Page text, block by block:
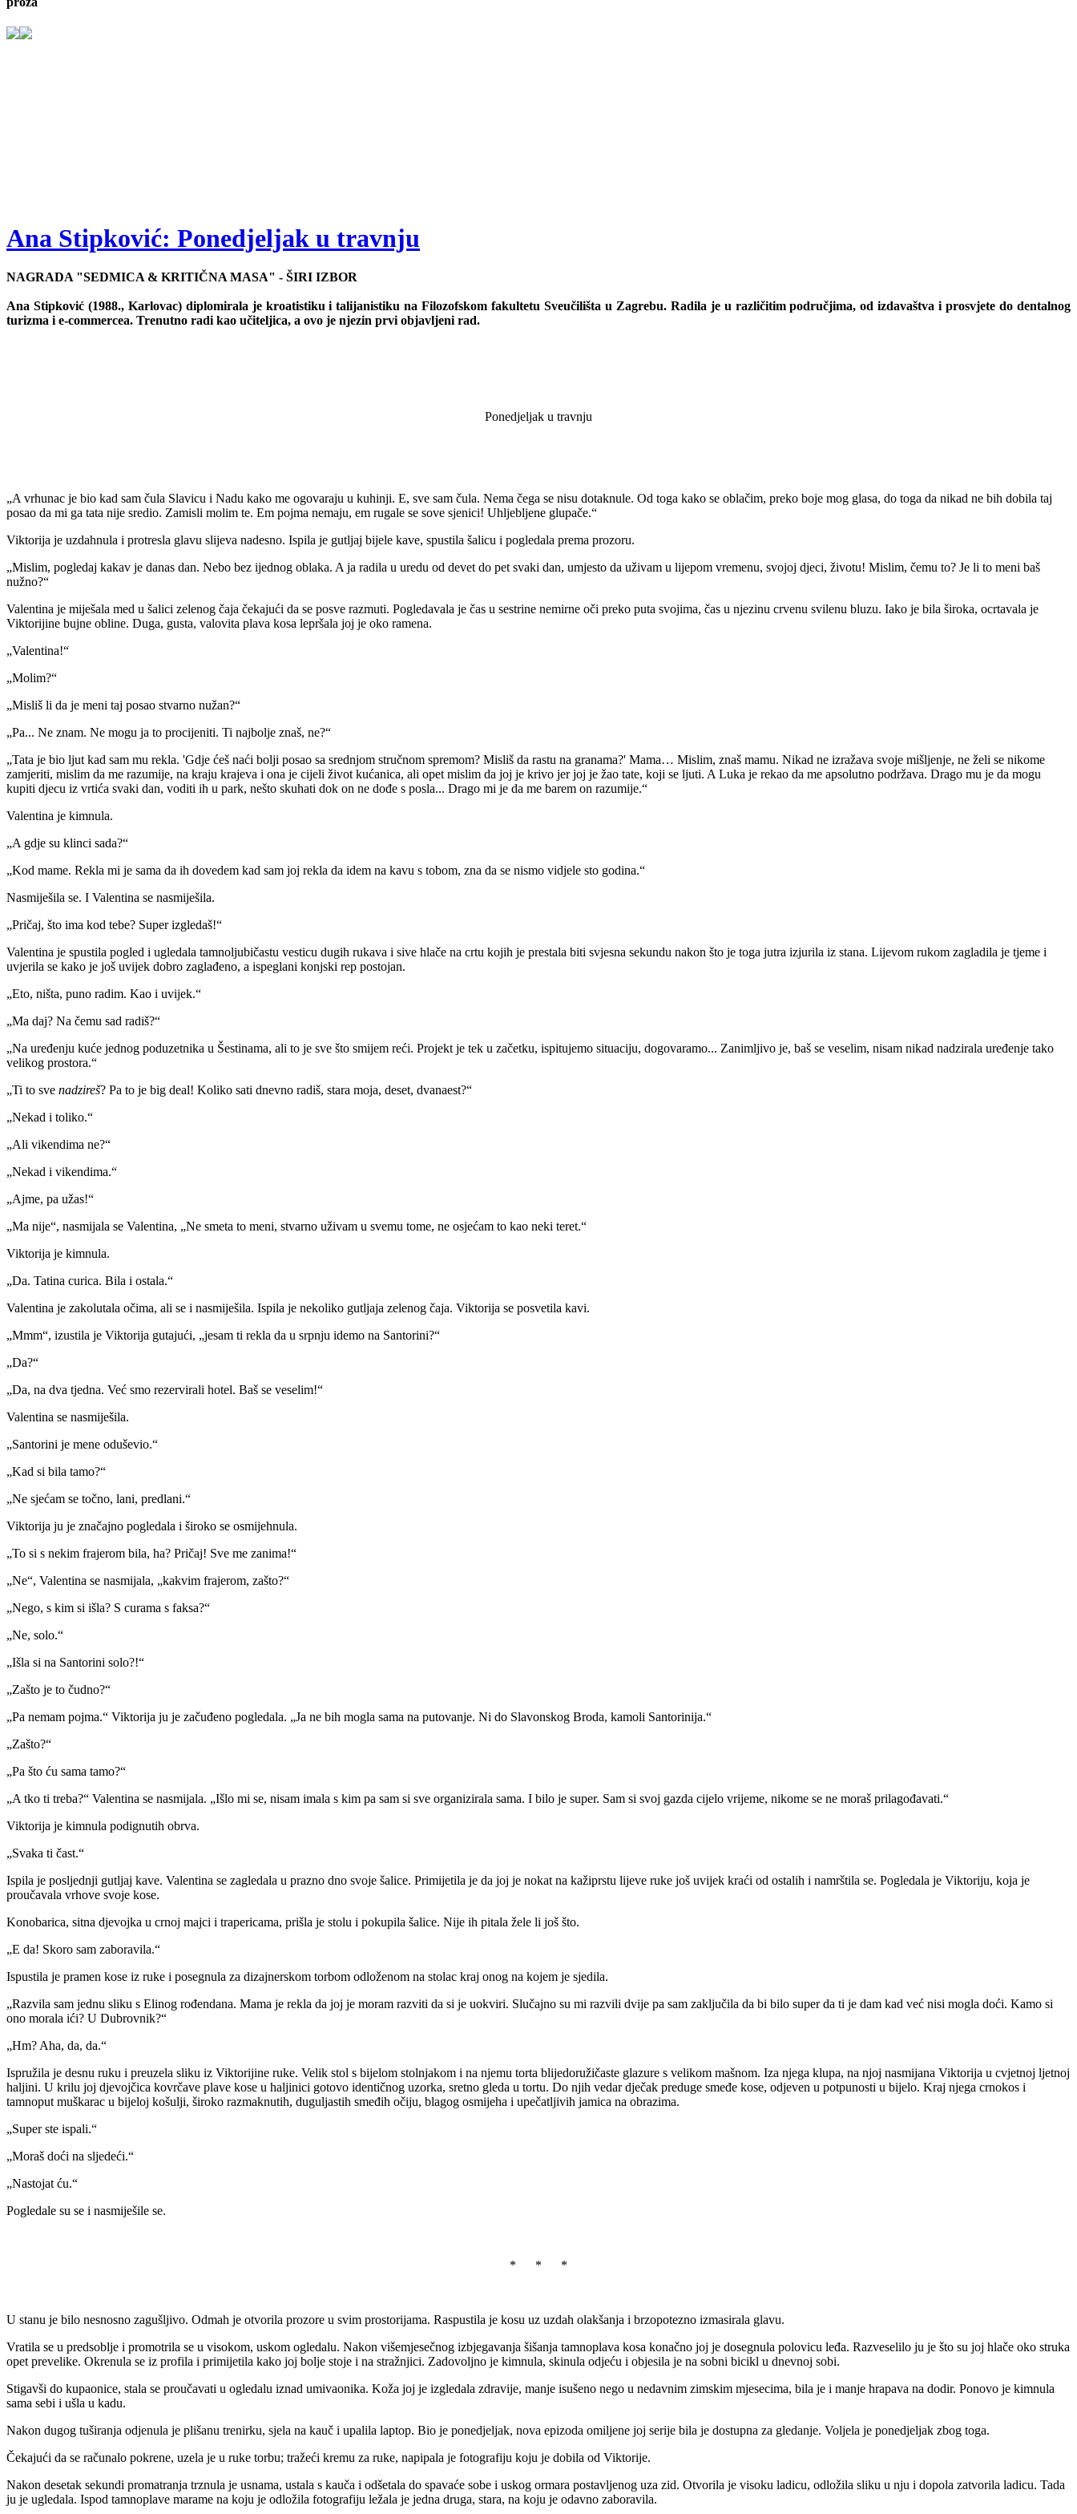
Ana Stipković: Ponedjeljak u travnju
NAGRADA "SEDMICA & KRITIČNA MASA" - ŠIRI IZBOR
Ana Stipković (1988., Karlovac) diplomirala je kroatistiku i talijanistiku na Filozofskom fakultetu Sveučilišta u Zagrebu. Radila je u različitim područjima, od izdavaštva i prosvjete do dentalnog
turizma i e-commercea. Trenutno radi kao učiteljica, a ovo je njezin prvi objavljeni rad.
Ponedjeljak u travnju
„A vrhunac je bio kad sam čula Slavicu i Nadu kako me ogovaraju u kuhinji. E, sve sam čula. Nema čega se nisu dotaknule. Od toga kako se oblačim, preko boje mog glasa, do toga da nikad ne bih dobila taj
posao da mi ga tata nije sredio. Zamisli molim te. Em pojma nemaju, em rugale se sove sjenici! Uhljebljene glupače.“
Viktorija je uzdahnula i protresla glavu slijeva nadesno. Ispila je gutljaj bijele kave, spustila šalicu i pogledala prema prozoru.
„Mislim, pogledaj kakav je danas dan. Nebo bez ijednog oblaka. A ja radila u uredu od devet do pet svaki dan, umjesto da uživam u lijepom vremenu, svojoj djeci, životu! Mislim, čemu to? Je li to meni baš
nužno?“
Valentina je miješala med u šalici zelenog čaja čekajući da se posve razmuti. Pogledavala je čas u sestrine nemirne oči preko puta svojima, čas u njezinu crvenu svilenu bluzu. Iako je bila široka, ocrtavala je
Viktorijine bujne obline. Duga, gusta, valovita plava kosa lepršala joj je oko ramena.
„Valentina!“
„Molim?“
„Misliš li da je meni taj posao stvarno nužan?“
„Pa... Ne znam. Ne mogu ja to procijeniti. Ti najbolje znaš, ne?“
„Tata je bio ljut kad sam mu rekla. 'Gdje ćeš naći bolji posao sa srednjom stručnom spremom? Misliš da rastu na granama?' Mama… Mislim, znaš mamu. Nikad ne izražava svoje mišljenje, ne želi se nikome
zamjeriti, mislim da me razumije, na kraju krajeva i ona je cijeli život kućanica, ali opet mislim da joj je krivo jer joj je žao tate, koji se ljuti. A Luka je rekao da me apsolutno podržava. Drago mu je da mogu
kupiti djecu iz vrtića svaki dan, voditi ih u park, nešto skuhati dok on ne dođe s posla... Drago mi je da me barem on razumije.“
Valentina je kimnula.
„A gdje su klinci sada?“
„Kod mame. Rekla mi je sama da ih dovedem kad sam joj rekla da idem na kavu s tobom, zna da se nismo vidjele sto godina.“
Nasmiješila se. I Valentina se nasmiješila.
„Pričaj, što ima kod tebe? Super izgledaš!“
Valentina je spustila pogled i ugledala tamnoljubičastu vesticu dugih rukava i sive hlače na crtu kojih je prestala biti svjesna sekundu nakon što je toga jutra izjurila iz stana. Lijevom rukom zagladila je tjeme i
uvjerila se kako je još uvijek dobro zaglađeno, a ispeglani konjski rep postojan.
„Eto, ništa, puno radim. Kao i uvijek.“
„Ma daj? Na čemu sad radiš?“
„Na uređenju kuće jednog poduzetnika u Šestinama, ali to je sve što smijem reći. Projekt je tek u začetku, ispitujemo situaciju, dogovaramo... Zanimljivo je, baš se veselim, nisam nikad nadzirala uređenje tako
velikog prostora.“
„Ti to sve nadzireš? Pa to je big deal! Koliko sati dnevno radiš, stara moja, deset, dvanaest?“
„Nekad i toliko.“
„Ali vikendima ne?“
„Nekad i vikendima.“
„Ajme, pa užas!“
„Ma nije“, nasmijala se Valentina, „Ne smeta to meni, stvarno uživam u svemu tome, ne osjećam to kao neki teret.“
Viktorija je kimnula.
„Da. Tatina curica. Bila i ostala.“
Valentina je zakolutala očima, ali se i nasmiješila. Ispila je nekoliko gutljaja zelenog čaja. Viktorija se posvetila kavi.
„Mmm“, izustila je Viktorija gutajući, „jesam ti rekla da u srpnju idemo na Santorini?“
„Da?“
„Da, na dva tjedna. Već smo rezervirali hotel. Baš se veselim!“
Valentina se nasmiješila.
„Santorini je mene oduševio.“
„Kad si bila tamo?“
„Ne sjećam se točno, lani, predlani.“
Viktorija ju je značajno pogledala i široko se osmijehnula.
„To si s nekim frajerom bila, ha? Pričaj! Sve me zanima!“
„Ne“, Valentina se nasmijala, „kakvim frajerom, zašto?“
„Nego, s kim si išla? S curama s faksa?“
„Ne, solo.“
„Išla si na Santorini solo?!“
„Zašto je to čudno?“
„Pa nemam pojma.“ Viktorija ju je začuđeno pogledala. „Ja ne bih mogla sama na putovanje. Ni do Slavonskog Broda, kamoli Santorinija.“
„Zašto?“
„Pa što ću sama tamo?“
„A tko ti treba?“ Valentina se nasmijala. „Išlo mi se, nisam imala s kim pa sam si sve organizirala sama. I bilo je super. Sam si svoj gazda cijelo vrijeme, nikome se ne moraš prilagođavati.“
Viktorija je kimnula podignutih obrva.
„Svaka ti čast.“
Ispila je posljednji gutljaj kave. Valentina se zagledala u prazno dno svoje šalice. Primijetila je da joj je nokat na kažiprstu lijeve ruke još uvijek kraći od ostalih i namrštila se. Pogledala je Viktoriju, koja je
proučavala vrhove svoje kose.
Konobarica, sitna djevojka u crnoj majci i trapericama, prišla je stolu i pokupila šalice. Nije ih pitala žele li još što.
„E da! Skoro sam zaboravila.“
Ispustila je pramen kose iz ruke i posegnula za dizajnerskom torbom odloženom na stolac kraj onog na kojem je sjedila.
„Razvila sam jednu sliku s Elinog rođendana. Mama je rekla da joj je moram razviti da si je uokviri. Slučajno su mi razvili dvije pa sam zaključila da bi bilo super da ti je dam kad već nisi mogla doći. Kamo si
ono morala ići? U Dubrovnik?“
„Hm? Aha, da, da.“
Ispružila je desnu ruku i preuzela sliku iz Viktorijine ruke. Velik stol s bijelom stolnjakom i na njemu torta blijedoružičaste glazure s velikom mašnom. Iza njega klupa, na njoj nasmijana Viktorija u cvjetnoj ljetnoj
haljini. U krilu joj djevojčica kovrčave plave kose u haljinici gotovo identičnog uzorka, sretno gleda u tortu. Do njih vedar dječak preduge smeđe kose, odjeven u potpunosti u bijelo. Kraj njega crnokos i
tamnoput muškarac u bijeloj košulji, široko razmaknutih, duguljastih smeđih očiju, blagog osmijeha i upečatljivih jamica na obrazima.
„Super ste ispali.“
„Moraš doći na sljedeći.“
„Nastojat ću.“
Pogledale su se i nasmiješile se.
* * *
U stanu je bilo nesnosno zagušljivo. Odmah je otvorila prozore u svim prostorijama. Raspustila je kosu uz uzdah olakšanja i brzopotezno izmasirala glavu.
Vratila se u predsoblje i promotrila se u visokom, uskom ogledalu. Nakon višemjesečnog izbjegavanja šišanja tamnoplava kosa konačno joj je dosegnula polovicu leđa. Razveselilo ju je što su joj hlače oko struka
opet prevelike. Okrenula se iz profila i primijetila kako joj bolje stoje i na stražnjici. Zadovoljno je kimnula, skinula odjeću i objesila je na sobni bicikl u dnevnoj sobi.
Stigavši do kupaonice, stala se proučavati u ogledalu iznad umivaonika. Koža joj je izgledala zdravije, manje isušeno nego u nedavnim zimskim mjesecima, bila je i manje hrapava na dodir. Ponovo je kimnula
sama sebi i ušla u kadu.
Nakon dugog tuširanja odjenula je plišanu trenirku, sjela na kauč i upalila laptop. Bio je ponedjeljak, nova epizoda omiljene joj serije bila je dostupna za gledanje. Voljela je ponedjeljak zbog toga.
Čekajući da se računalo pokrene, uzela je u ruke torbu; tražeći kremu za ruke, napipala je fotografiju koju je dobila od Viktorije.
Nakon desetak sekundi promatranja trznula je usnama, ustala s kauča i odšetala do spavaće sobe i uskog ormara postavljenog uza zid. Otvorila je visoku ladicu, odložila sliku u nju i dopola zatvorila ladicu. Tada
ju je ugledala. Ispod tamnoplave marame na koju je odložila fotografiju ležala je jedna druga, stara, na koju je odavno zaboravila.